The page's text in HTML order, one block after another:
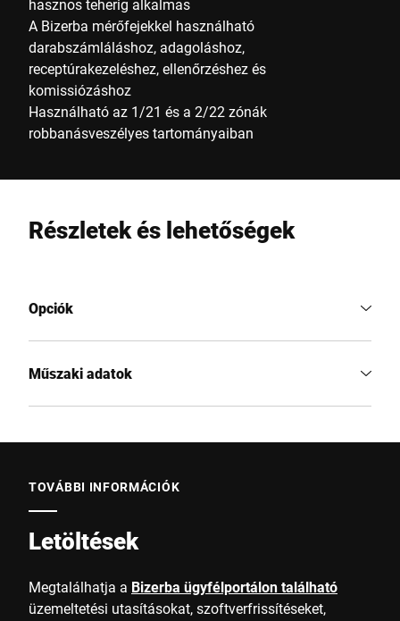
hasznos teherig alkalmas
A Bizerba mérőfejekkel használható
darabszámláláshoz, adagoláshoz,
receptúrakezeléshez, ellenőrzéshez és
komissiózáshoz
Használható az 1/21 és a 2/22 zónák
robbanásveszélyes tartományaiban
Részletek és lehetőségek
Opciók
Műszaki adatok
TOVÁBBI INFORMÁCIÓK
Letöltések
Megtalálhatja a Bizerba ügyfélportálon található
üzemeltetési utasításokat, szoftverfrissítéseket,